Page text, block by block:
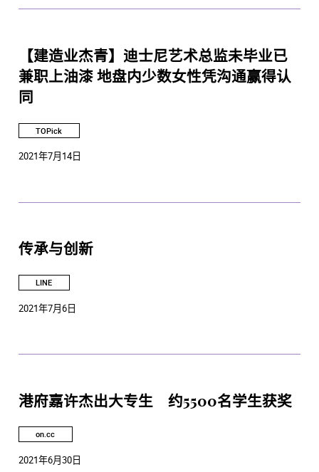
【建造业杰青】迪士尼艺术总监未毕业已
兼职上油漆 地盘内少数女性凭沟通赢得认
同
TOPick
2021年7月14日
传承与创新
LINE
2021年7月6日
港府嘉许杰出大专生 约5500名学生获奖
on.cc
2021年6月30日